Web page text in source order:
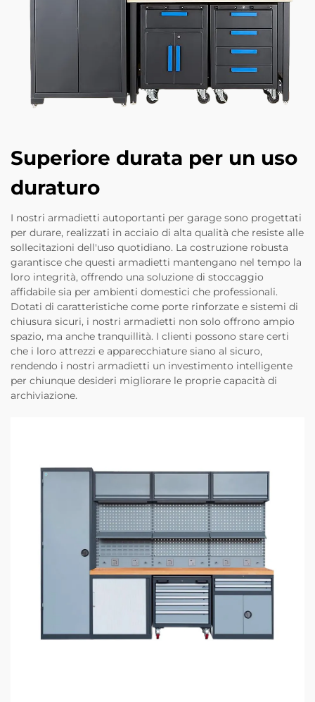
Superiore durata per un uso
duraturo
I nostri armadietti autoportanti per garage sono progettati
per durare, realizzati in acciaio di alta qualità che resiste alle
sollecitazioni dell'uso quotidiano. La costruzione robusta
garantisce che questi armadietti mantengano nel tempo la
loro integrità, offrendo una soluzione di stoccaggio
affidabile sia per ambienti domestici che professionali.
Dotati di caratteristiche come porte rinforzate e sistemi di
chiusura sicuri, i nostri armadietti non solo offrono ampio
spazio, ma anche tranquillità. I clienti possono stare certi
che i loro attrezzi e apparecchiature siano al sicuro,
rendendo i nostri armadietti un investimento intelligente
per chiunque desideri migliorare le proprie capacità di
archiviazione.